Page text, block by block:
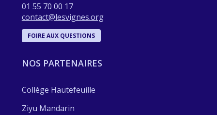
01 55 70 00 17
contact@lesvignes.org
FOIRE AUX QUESTIONS
NOS PARTENAIRES
Collège Hautefeuille
Ziyu Mandarin